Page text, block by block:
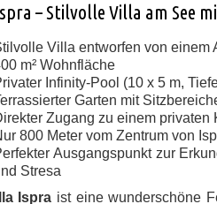
– Stilvolle Villa am See
Villa entworfen von einem
m² Wohnfläche
Infinity-Pool (10 x 5 m,
Garten mit
Zugang zu einem privaten
800 Meter vom Zentrum von
Ausgangspunkt zur
Stresa
Ispra ist eine wunderschöne